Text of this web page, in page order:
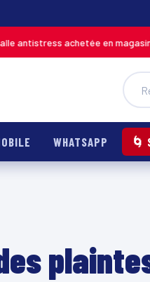
achetée en magasin
WHATSAPP 🌀